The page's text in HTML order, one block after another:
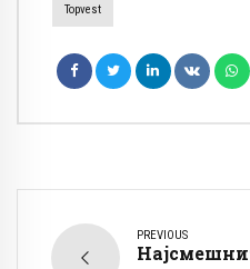
Topvest
PREVIOUS